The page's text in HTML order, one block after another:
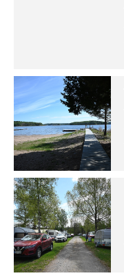
äärellä
ja
vehreän
virkistysalueen
laidalla
Lue
Leirintäoppaan
artikkeli:
Yksilöä
huomioivaa
yhteisöllisyyttä
Lue
Leirintäoppaan
artikkeli:
Merellinen